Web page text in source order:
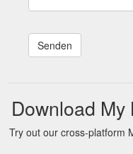
Download My
Try out our cross-platform